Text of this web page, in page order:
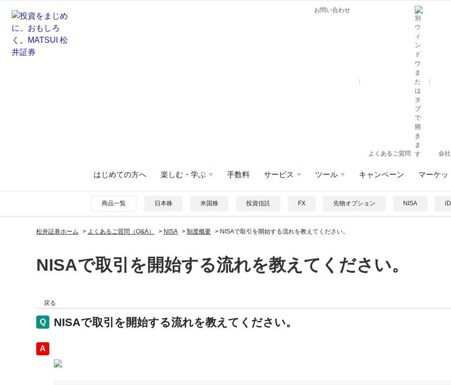
お問い合わせ
よくあるご質問 会
はじめての方へ 楽しむ・学ぶ 手数料 サービス ツール キャンペーン マーケッ
商品一覧 日本株 米国株 投資信託 FX 先物オプション NISA
松井証券ホーム > よくあるご質問（Q&A） > NISA > 制度概要 > NISAで取引を開始する流れを教えてください。
NISAで取引を開始する流れを教えてください。
戻る
NISAで取引を開始する流れを教えてください。
回答